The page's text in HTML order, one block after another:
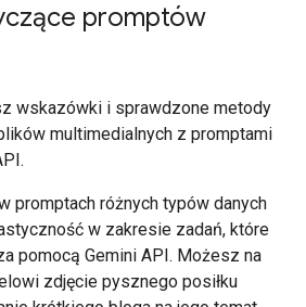
promptów
wskazówki i sprawdzone metody
multimedialnych z promptami
promptach różnych typów danych
w zakresie zadań, które
pomocą Gemini API. Możesz na
zdjęcie pysznego posiłku